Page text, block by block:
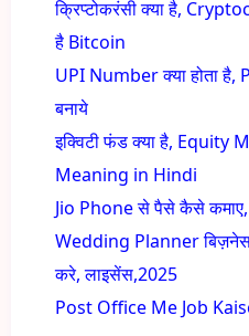
क्रिप्टोकरंसी क्या है,
है Bitcoin
UPI Number क्या होता
बनाये
इक्विटी फंड क्या है, Equity
Meaning in Hindi
Jio Phone से पैसे कैसे
Wedding Planner
करे, लाइसेंस,2025
Post Office Me Job